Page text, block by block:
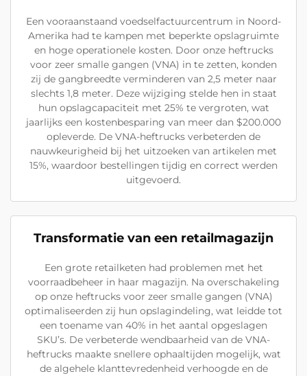
Een vooraanstaand voedselfactuurcentrum in Noord-
Amerika had te kampen met beperkte opslagruimte
en hoge operationele kosten. Door onze heftrucks
voor zeer smalle gangen (VNA) in te zetten, konden
zij de gangbreedte verminderen van 2,5 meter naar
slechts 1,8 meter. Deze wijziging stelde hen in staat
hun opslagcapaciteit met 25% te vergroten, wat
jaarlijks een kostenbesparing van meer dan $200.000
opleverde. De VNA-heftrucks verbeterden de
nauwkeurigheid bij het uitzoeken van artikelen met
15%, waardoor bestellingen tijdig en correct werden
uitgevoerd.
Transformatie van een retailmagazijn
Een grote retailketen had problemen met het
voorraadbeheer in haar magazijn. Na overschakeling
op onze heftrucks voor zeer smalle gangen (VNA)
optimaliseerden zij hun opslagindeling, wat leidde tot
een toename van 40% in het aantal opgeslagen
SKU’s. De verbeterde wendbaarheid van de VNA-
heftrucks maakte snellere ophaaltijden mogelijk, wat
de algehele klanttevredenheid verhoogde en de